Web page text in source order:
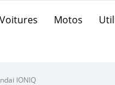
Voitures Motos
IONIQ